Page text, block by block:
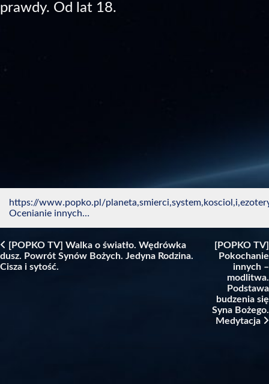
prawdy. Od lat 18.
https://www.popko.pl/
Ocenianie innych…
Post navigation
[POPKO TV] Walka o światło. Wędrówka
dusz. Powrót Synów Bożych. Jedyna Rodzina.
Cisza i sytość.
[POPKO TV]
Pokochanie
innych –
modlitwa.
Podstawa
budzenia się
Syna Bożego.
Medytacja